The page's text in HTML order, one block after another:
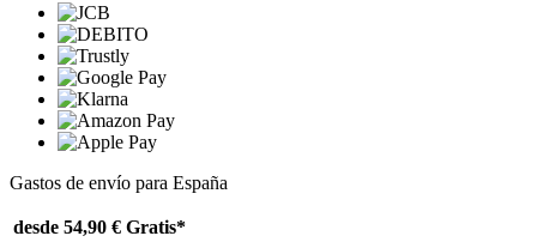
Gastos de envío para España
desde 54,90 € Gratis*